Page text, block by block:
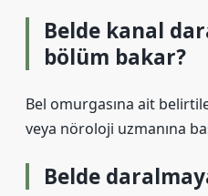
Belde kanal
bölüm bakar?
Bel omurgasına ait
veya nöroloji uzmanına
Belde